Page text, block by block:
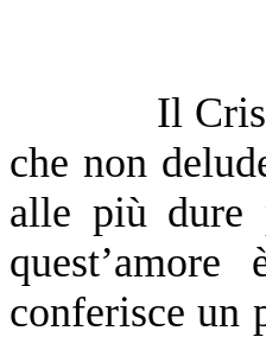
Il Cristo
che non
alle più dure
conferisce un